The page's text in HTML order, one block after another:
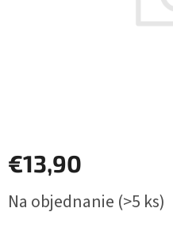
€13,90
cena:
Na objednanie (>5 ks)